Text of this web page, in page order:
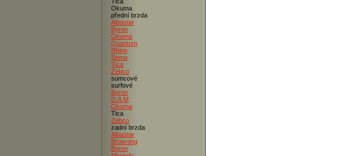
Okuma
přední brzda
Albastar
Byron
Okuma
Quantum
Rhino
Sema
Tica
Zebco
sumcové
surfové
Byron
D.A.M
Okuma
Tica
Zebco
zadní brzda
Albastar
Browning
Byron